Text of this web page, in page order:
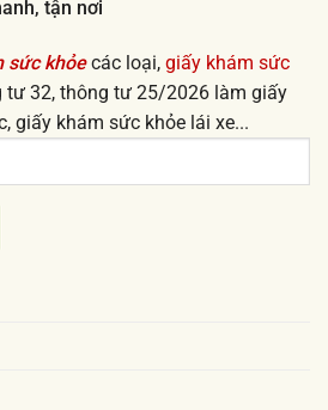
tận nơi
sức khỏecác loại, giấy khám sức
tư 32, thông tư 25/2026 làm giấy
giấy khám sức khỏe lái xe...